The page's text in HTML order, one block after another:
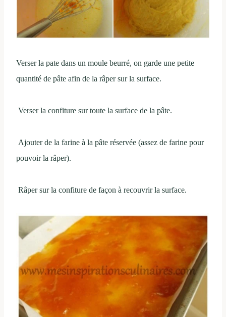
Verser la pate dans un moule beurré, on garde une petite
quantité de pâte afin de la râper sur la surface.
Verser la confiture sur toute la surface de la pâte.
Ajouter de la farine à la pâte réservée (assez de farine pour
pouvoir la râper).
Râper sur la confiture de façon à recouvrir la surface.